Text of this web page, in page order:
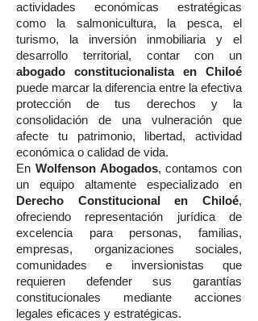
actividades económicas estratégicas
como la salmonicultura, la pesca, el
turismo, la inversión inmobiliaria y el
desarrollo territorial, contar con un
abogado constitucionalista en Chiloé
puede marcar la diferencia entre la efectiva
protección de tus derechos y la
consolidación de una vulneración que
afecte tu patrimonio, libertad, actividad
económica o calidad de vida.
En Wolfenson Abogados, contamos con
un equipo altamente especializado en
Derecho Constitucional en Chiloé,
ofreciendo representación jurídica de
excelencia para personas, familias,
empresas, organizaciones sociales,
comunidades e inversionistas que
requieren defender sus garantías
constitucionales mediante acciones
legales eficaces y estratégicas.